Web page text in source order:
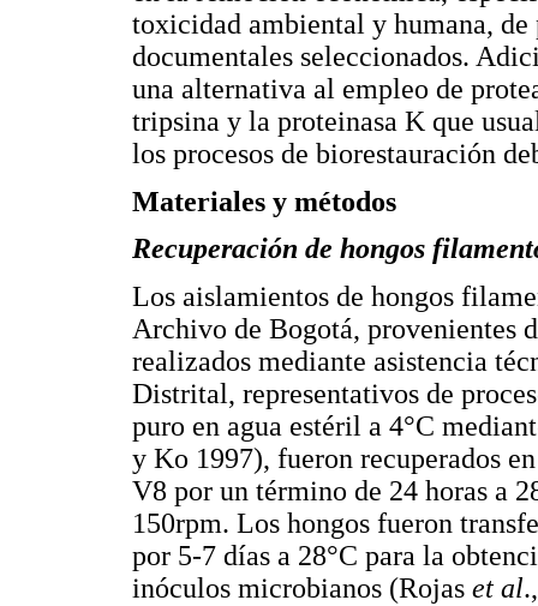
toxicidad ambiental y humana, de
documentales seleccionados.
una alternativa al empleo de
tripsina y la proteinasa K que
los procesos de biorestauración
Materiales y métodos
Recuperación de hongos
Los aislamientos de hongos
Archivo de Bogotá, provenientes
realizados mediante asistencia
Distrital, representativos de
puro en agua estéril a 4°C
y Ko 1997), fueron recuperados
V8 por un término de 24 horas a
150rpm. Los hongos fueron
por 5-7 días a 28°C para la
inóculos microbianos (Rojas et al